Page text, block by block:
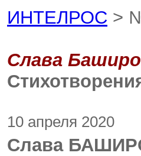
ИНТЕЛРОС >
Слава
10 апреля 2020
Слава